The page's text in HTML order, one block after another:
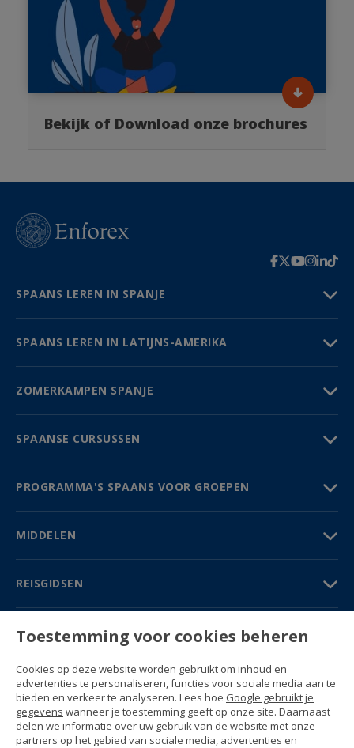
Bekijk of Download onze brochures
SPAANS LEREN IN SPANJE
SPAANS LEREN IN LATIJNS-AMERIKA
ZOMERKAMPEN SPANJE
SPAANSE CURSUSSEN
PROGRAMMA'S SPAANS VOOR GROEPEN
MIDDELEN
REISGIDSEN
PARTNERS
Contact
Prijzen & Brochures
(+34) 91 594 37 76
Gustavo Fernández Balbuena, 11
28002 Madrid, Spain
Toestemming voor cookies beheren
Cookies op deze website worden gebruikt om inhoud en
advertenties te personaliseren, functies voor sociale media aan te
bieden en verkeer te analyseren. Lees hoe Google gebruikt je
gegevens wanneer je toestemming geeft op onze site. Daarnaast
delen we informatie over uw gebruik van de website met onze
partners op het gebied van sociale media, advertenties en